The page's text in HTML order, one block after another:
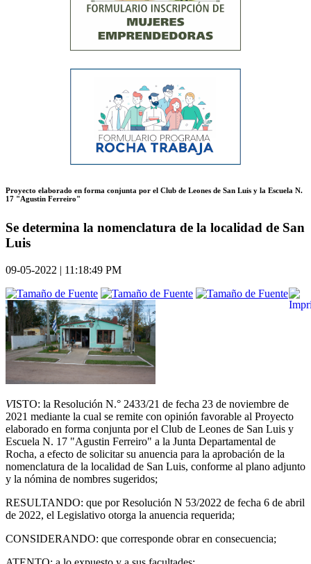
Proyecto elaborado en forma conjunta por el Club de Leones de San Luis y la Escuela N.
17 "Agustin Ferreiro"
Se determina la nomenclatura de la localidad de San
Luis
09-05-2022 | 11:18:49 PM
VISTO: la Resolución N.° 2433/21 de fecha 23 de noviembre de
2021 mediante la cual se remite con opinión favorable al Proyecto
elaborado en forma conjunta por el Club de Leones de San Luis y
Escuela N. 17 "Agustin Ferreiro" a la Junta Departamental de
Rocha, a efecto de solicitar su anuencia para la aprobación de la
nomenclatura de la localidad de San Luis, conforme al plano adjunto
y la nómina de nombres sugeridos;
RESULTANDO: que por Resolución N 53/2022 de fecha 6 de abril
de 2022, el Legislativo otorga la anuencia requerida;
CONSIDERANDO: que corresponde obrar en consecuencia;